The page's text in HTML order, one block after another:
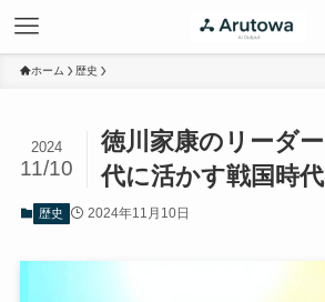
ホーム 歴史
徳川家康のリーダ
代に活かす戦国時
2024
11/10
歴史 2024年11月10日